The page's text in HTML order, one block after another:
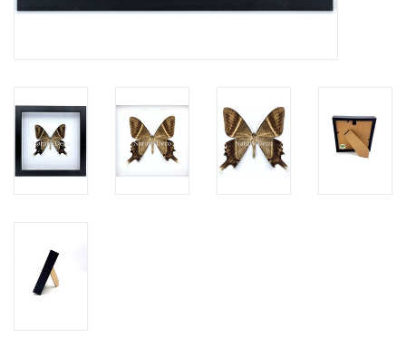
Hoorns & Geweien
Pokémon